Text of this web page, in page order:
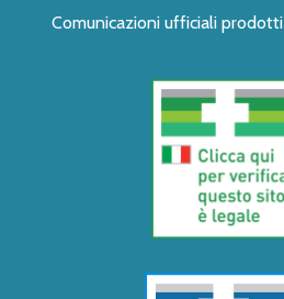
Comunicazioni ufficiali prodotti